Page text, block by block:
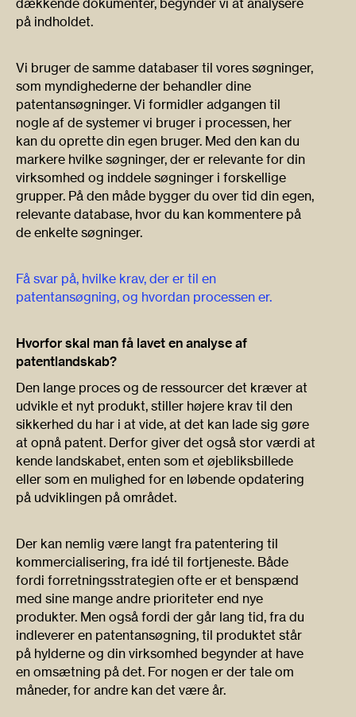
på indholdet.
Vi bruger de samme databaser til vores søgninger,
som myndighederne der behandler dine
patentansøgninger. Vi formidler adgangen til
nogle af de systemer vi bruger i processen, her
kan du oprette din egen bruger. Med den kan du
markere hvilke søgninger, der er relevante for din
virksomhed og inddele søgninger i forskellige
grupper. På den måde bygger du over tid din egen,
relevante database, hvor du kan kommentere på
de enkelte søgninger.
Få svar på, hvilke krav, der er til en
patentansøgning, og hvordan processen er.
Hvorfor skal man få lavet en analyse af
patentlandskab?
Den lange proces og de ressourcer det kræver at
udvikle et nyt produkt, stiller højere krav til den
sikkerhed du har i at vide, at det kan lade sig gøre
at opnå patent. Derfor giver det også stor værdi at
kende landskabet, enten som et øjebliksbillede
eller som en mulighed for en løbende opdatering
på udviklingen på området.
Der kan nemlig være langt fra patentering til
kommercialisering, fra idé til fortjeneste. Både
fordi forretningsstrategien ofte er et benspænd
med sine mange andre prioriteter end nye
produkter. Men også fordi der går lang tid, fra du
indleverer en patentansøgning, til produktet står
på hylderne og din virksomhed begynder at have
en omsætning på det. For nogen er der tale om
måneder, for andre kan det være år.